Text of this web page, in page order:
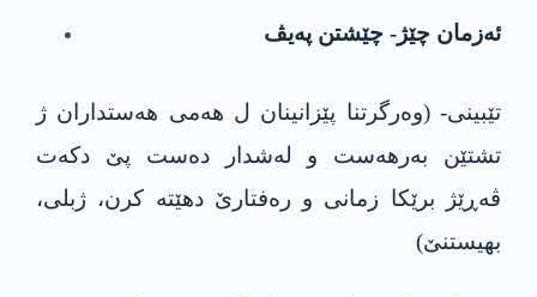
ئه‌زمان چێژ- چێشتن په‌یڤ
تێبینى- (وه‌رگرتنا پێزانینان ل هه‌مى هه‌ستداران ژ
تشتێن به‌رهه‌ست و له‌شدار ده‌ست پێ دكه‌ت
ڤه‌ڕێژ برێكا زمانى و ره‌فتارێ دهێته ‌كرن، ژبلى،
بهیستنێ)